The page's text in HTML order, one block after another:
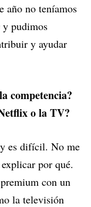
año no teníamos
y pudimos
y ayudar
competencia?
o la TV?
y es difícil. No me
por qué.
con un
la televisión